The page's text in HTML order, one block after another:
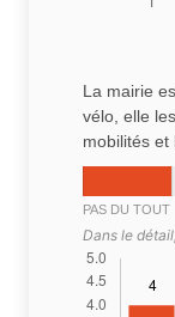
La mairie
vélo, elle
mobilités et
PAS DU TOUT
Dans le détail,